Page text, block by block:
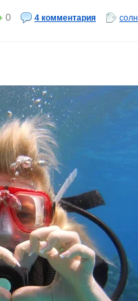
0 4 комментария